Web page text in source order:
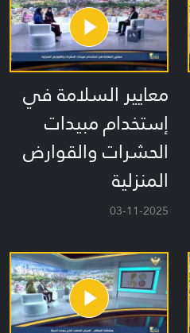
معايير السلامة في
إستخدام مبيدات
الحشرات والقوارض
المنزلية
03-11-2025